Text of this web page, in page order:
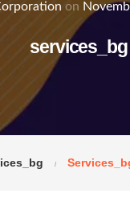
on
services_bg